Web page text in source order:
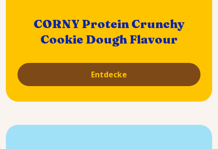
CORNY Protein Crunchy
Cookie Dough Flavour
Entdecke